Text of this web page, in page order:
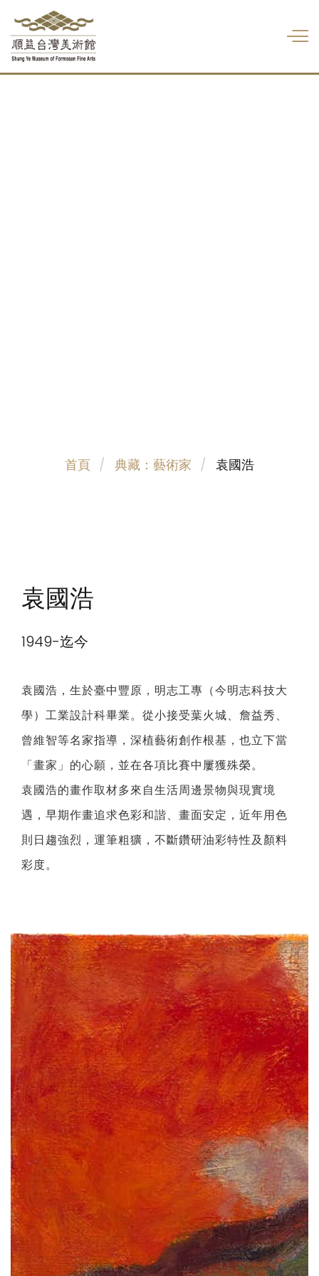
首頁 典藏：藝術家 袁國浩
袁國浩
1949-迄今
袁國浩，生於臺中豐原，明志工專（今明志科技大
學）工業設計科畢業。從小接受葉火城、詹益秀、
曾維智等名家指導，深植藝術創作根基，也立下當
「畫家」的心願，並在各項比賽中屢獲殊榮。
袁國浩的畫作取材多來自生活周邊景物與現實境
遇，早期作畫追求色彩和諧、畫面安定，近年用色
則日趨強烈，運筆粗獷，不斷鑽研油彩特性及顏料
彩度。